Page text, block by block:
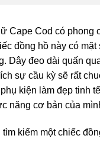
Cape Cod có phong
đồng hồ này có mặt
Dây đeo dài quấn
sự cầu kỳ sẽ rất
kiện làm đẹp tinh
năng cơ bản của
kiếm một chiếc